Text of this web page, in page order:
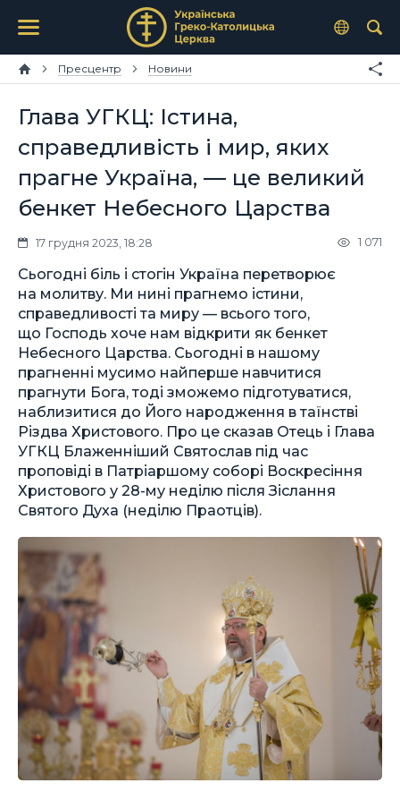
Пресцентр Новини
Глава УГКЦ: Істина,
справедливість і мир, яких
прагне Україна, — це великий
бенкет Небесного Царства
17 грудня 2023, 18:28 1 071
Сьогодні біль і стогін Україна перетворює
на молитву. Ми нині прагнемо істини,
справедливості та миру — всього того,
що Господь хоче нам відкрити як бенкет
Небесного Царства. Сьогодні в нашому
прагненні мусимо найперше навчитися
прагнути Бога, тоді зможемо підготуватися,
наблизитися до Його народження в таїнстві
Різдва Христового. Про це сказав Отець і Глава
УГКЦ Блаженніший Святослав під час
проповіді в Патріаршому соборі Воскресіння
Христового у 28-му неділю після Зіслання
Святого Духа (неділю Праотців).